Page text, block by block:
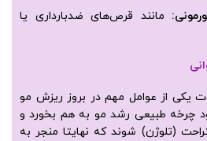
: مانند قرص‌های ضدبارداری یا
یکی از عوامل مهم در بروز ریزش مو
طبیعی رشد مو به هم بخورد و
(تلوژن) شوند که نهایتا منجر به